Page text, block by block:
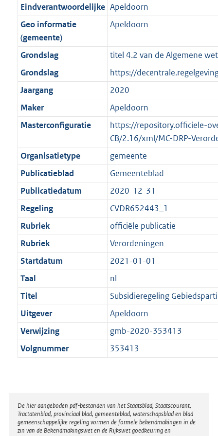
f
m
a
a
b
n
r
m
a
t
b
i
o
r
m
a
t
K
b
e
f
o
r
a
a
t
0
b
o
o
t
e
:
2
K
b
r
o
t
t
e
2
K
b
Eindverantwoordelijke Apeldoorn
Geo informatie
(gemeente)
Apeldoorn
Grondslag
titel 4.2 van de Algemene
Grondslag
https://
Jaargang
2020
Maker
Apeldoorn
Masterconfiguratie
https://repository.officiele-
CB/2.16/xml/MC-DRP-
Organisatietype
gemeente
Publicatieblad
Gemeenteblad
Publicatiedatum
2020-12-31
Regeling
CVDR652443_1
Rubriek
officiële publicatie
Rubriek
Verordeningen
Startdatum
2021-01-01
Taal
nl
Titel
Subsidieregeling
Uitgever
Apeldoorn
Verwijzing
gmb-2020-353413
Volgnummer
353413
Disclaimer
De hier aangeboden pdf-bestanden van het Staatsblad, Staatscourant,
Tractatenblad, provinciaal blad, gemeenteblad, waterschapsblad en blad
gemeenschappelijke regeling vormen de formele bekendmakingen in de
zin van de Bekendmakingswet en de Rijkswet goedkeuring en